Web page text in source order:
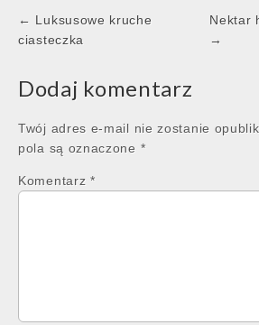
Post
navigation
← Luksusowe kruche
ciasteczka
Nektar
→
Dodaj komentarz
Twój adres e-mail nie zostanie
pola są oznaczone *
Komentarz *